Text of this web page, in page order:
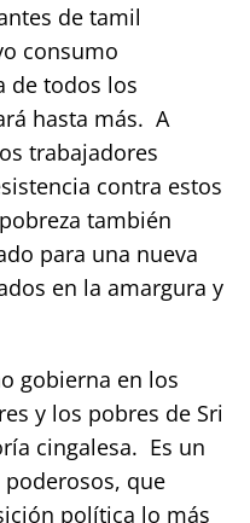
de tamil
consumo
de todos los
hasta más. A
trabajadores
contra estos
también
para una nueva
en la amargura y
gobierna en los
y los pobres de Sri
cingalesa. Es un
que
política lo más